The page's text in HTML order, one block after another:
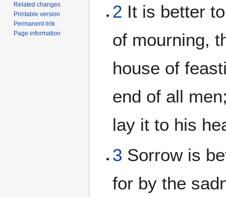
2 It is better
of mourning,
house of
end of all
lay it to his
3 Sorrow is
for by the
Related changes
Printable version
Permanent link
Page information